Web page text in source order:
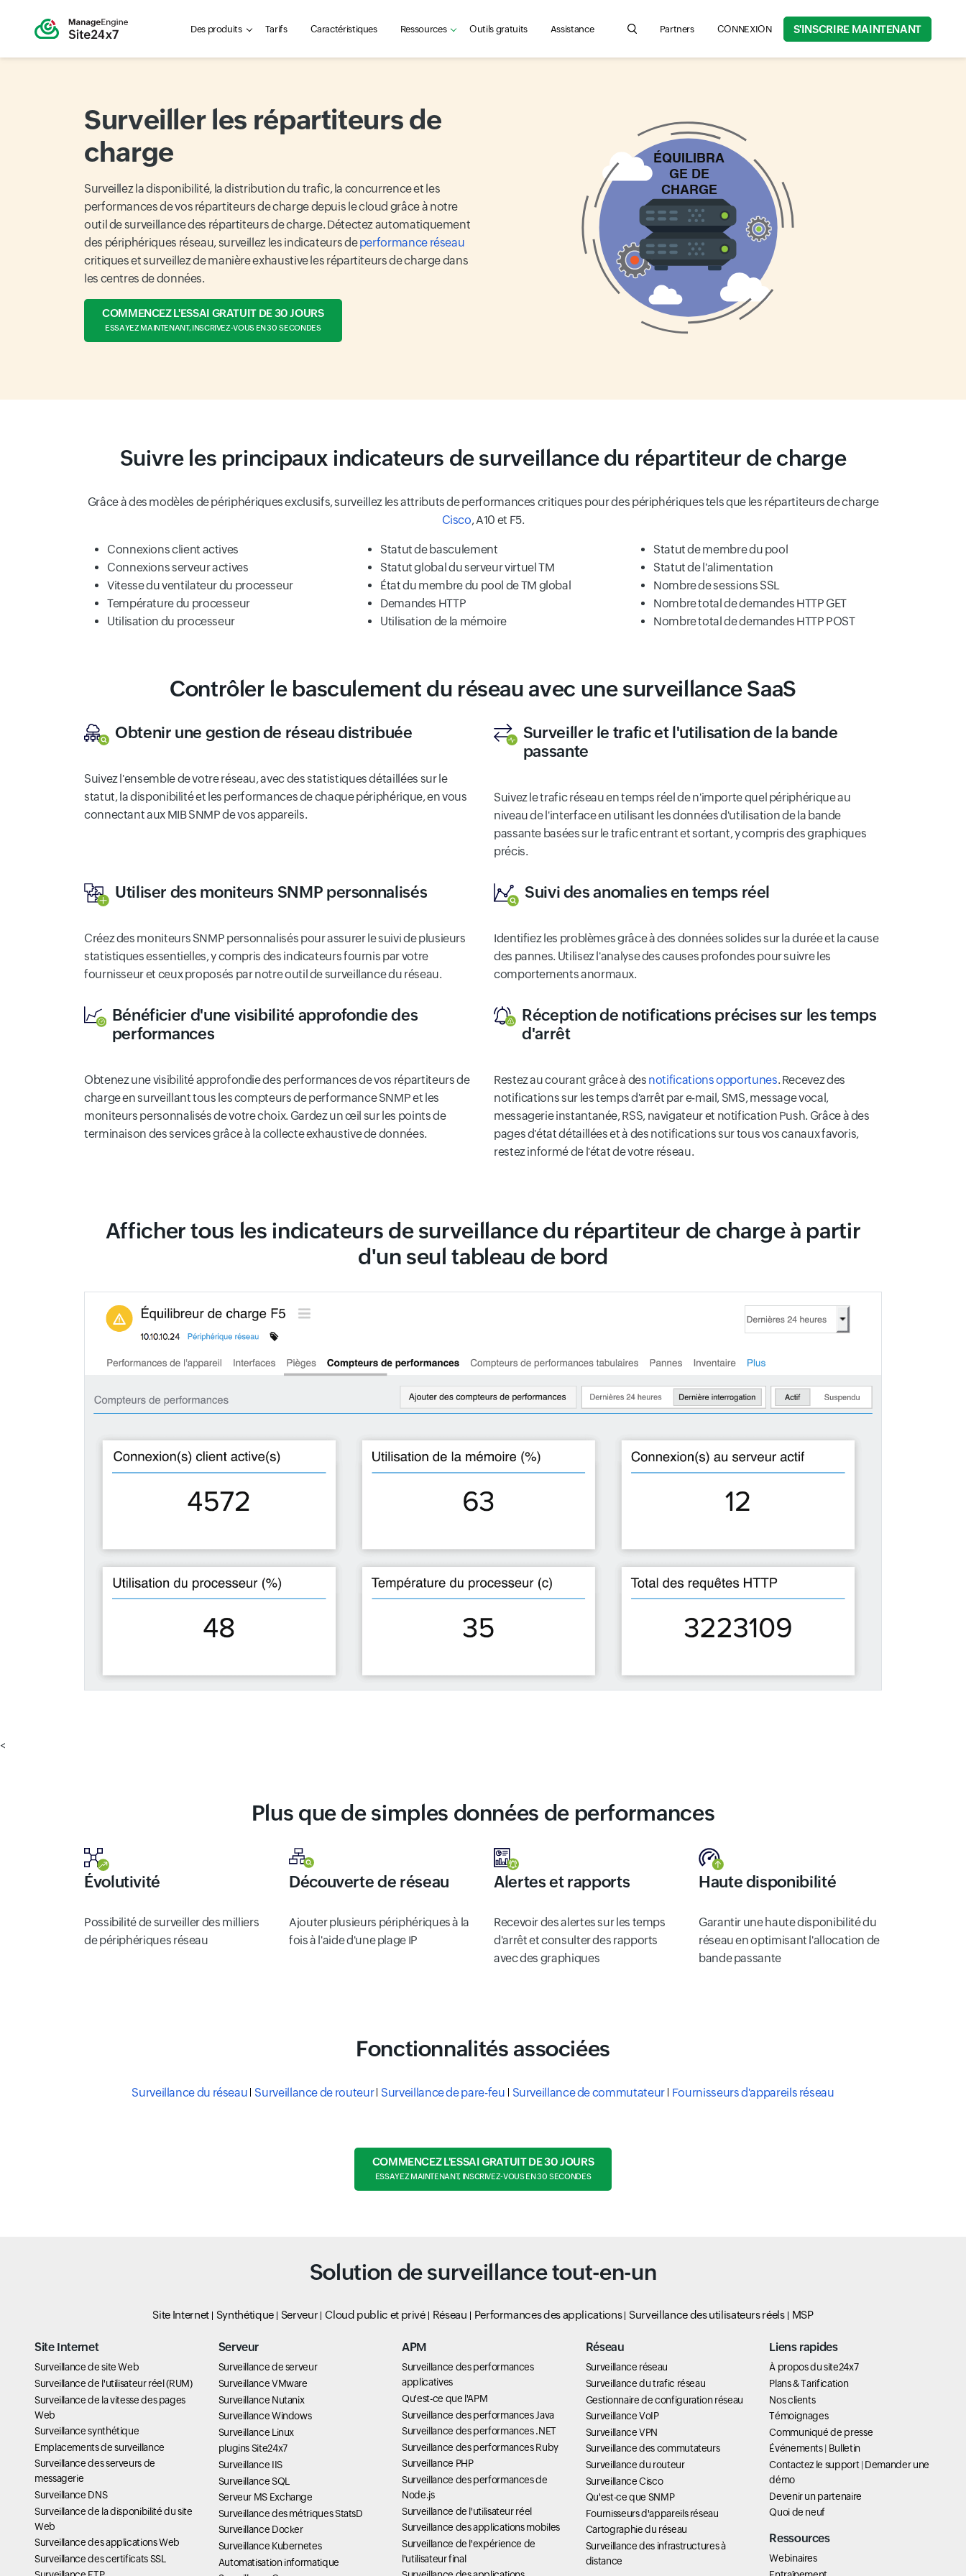
Des produits Tarifs Caractéristiques Ressources Outils gratuits Assistance Search for product information, help articles, and more...
Partners CONNEXION S'INSCRIRE MAINTENANT
Surveiller les répartiteurs de
charge
Surveillez la disponibilité, la distribution du trafic, la concurrence et les
performances de vos répartiteurs de charge depuis le cloud grâce à notre
outil de surveillance des répartiteurs de charge. Détectez automatiquement
des périphériques réseau, surveillez les indicateurs deperformance réseau
critiques et surveillez de manière exhaustive les répartiteurs de charge dans
les centres de données.
COMMENCEZ L'ESSAI GRATUIT DE 30 JOURS
ESSAYEZ MAINTENANT, INSCRIVEZ-VOUS EN 30 SECONDES
Suivre les principaux indicateurs de surveillance du répartiteur de charge
Grâce à des modèles de périphériques exclusifs, surveillez les attributs de performances critiques pour des périphériques tels que les répartiteurs de charge
Cisco, A10 et F5.
Connexions client actives
Connexions serveur actives
Vitesse du ventilateur du processeur
Température du processeur
Utilisation du processeur
Statut de basculement
Statut global du serveur virtuel TM
État du membre du pool de TM global
Demandes HTTP
Utilisation de la mémoire
Statut de membre du pool
Statut de l'alimentation
Nombre de sessions SSL
Nombre total de demandes HTTP GET
Nombre total de demandes HTTP POST
Contrôler le basculement du réseau avec une surveillance SaaS
Obtenir une gestion de réseau distribuée
Suivez l'ensemble de votre réseau, avec des statistiques détaillées sur le
statut, la disponibilité et les performances de chaque périphérique, en vous
connectant aux MIB SNMP de vos appareils.
Surveiller le trafic et l'utilisation de la bande
passante
Suivez le trafic réseau en temps réel de n'importe quel périphérique au
niveau de l'interface en utilisant les données d'utilisation de la bande
passante basées sur le trafic entrant et sortant, y compris des graphiques
précis.
Utiliser des moniteurs SNMP personnalisés
Créez des moniteurs SNMP personnalisés pour assurer le suivi de plusieurs
statistiques essentielles, y compris des indicateurs fournis par votre
fournisseur et ceux proposés par notre outil de surveillance du réseau.
Suivi des anomalies en temps réel
Identifiez les problèmes grâce à des données solides sur la durée et la cause
des pannes. Utilisez l'analyse des causes profondes pour suivre les
comportements anormaux.
Bénéficier d'une visibilité approfondie des
performances
Obtenez une visibilité approfondie des performances de vos répartiteurs de
charge en surveillant tous les compteurs de performance SNMP et les
moniteurs personnalisés de votre choix. Gardez un œil sur les points de
terminaison des services grâce à la collecte exhaustive de données.
Réception de notifications précises sur les temps
d'arrêt
Restez au courant grâce à des notifications opportunes. Recevez des
notifications sur les temps d'arrêt par e-mail, SMS, message vocal,
messagerie instantanée, RSS, navigateur et notification Push. Grâce à des
pages d'état détaillées et à des notifications sur tous vos canaux favoris,
restez informé de l'état de votre réseau.
Afficher tous les indicateurs de surveillance du répartiteur de charge à partir
d'un seul tableau de bord
<
Plus que de simples données de performances
Évolutivité
Possibilité de surveiller des milliers
de périphériques réseau
Découverte de réseau
Ajouter plusieurs périphériques à la
fois à l'aide d'une plage IP
Alertes et rapports
Recevoir des alertes sur les temps
d'arrêt et consulter des rapports
avec des graphiques
Haute disponibilité
Garantir une haute disponibilité du
réseau en optimisant l'allocation de
bande passante
Fonctionnalités associées
Surveillance du réseau Surveillance de routeur Surveillance de pare-feu Surveillance de commutateur Fournisseurs d'appareils réseau
COMMENCEZ L'ESSAI GRATUIT DE 30 JOURS
ESSAYEZ MAINTENANT, INSCRIVEZ-VOUS EN 30 SECONDES
Solution de surveillance tout-en-un
Site Internet Synthétique Serveur Cloud public et privé Réseau Performances des applications Surveillance des utilisateurs réels MSP
Site Internet
Surveillance de site Web
Surveillance de l'utilisateur réel (RUM)
Surveillance de la vitesse des pages
Web
Surveillance synthétique
Emplacements de surveillance
Surveillance des serveurs de
messagerie
Surveillance DNS
Surveillance de la disponibilité du site
Web
Surveillance des applications Web
Surveillance des certificats SSL
Serveur
Surveillance de serveur
Surveillance VMware
Surveillance Nutanix
Surveillance Windows
Surveillance Linux
plugins Site24x7
Surveillance IIS
Surveillance SQL
Serveur MS Exchange
Surveillance des métriques StatsD
Surveillance Docker
Surveillance Kubernetes
Automatisation informatique
APM
Surveillance des performances
applicatives
Qu'est-ce que l'APM
Surveillance des performances Java
Surveillance des performances .NET
Surveillance des performances Ruby
Surveillance PHP
Surveillance des performances de
Node.js
Surveillance de l'utilisateur réel
Surveillance des applications mobiles
Surveillance de l'expérience de
l'utilisateur final
Réseau
Surveillance réseau
Surveillance du trafic réseau
Gestionnaire de configuration réseau
Surveillance VoIP
Surveillance VPN
Surveillance des commutateurs
Surveillance du routeur
Surveillance Cisco
Qu'est-ce que SNMP
Fournisseurs d'appareils réseau
Cartographie du réseau
Surveillance des infrastructures à
distance
Liens rapides
À propos du site24x7
Plans & Tarification
Nos clients
Témoignages
Communiqué de presse
Événements| Bulletin
Contactez le support|Demander une
démo
Devenir un partenaire
Quoi de neuf
Ressources
Webinaires